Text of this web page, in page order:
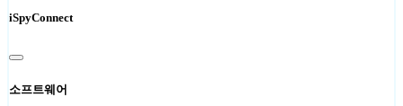
iSpyConnect
소프트웨어